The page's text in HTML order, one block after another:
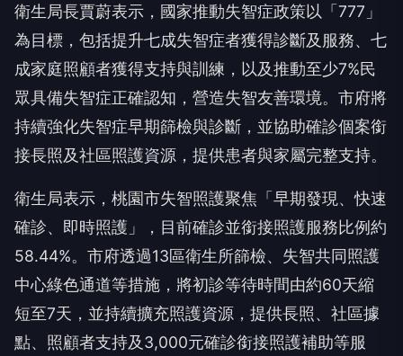
衛生局長賈蔚表示，國家推動失智症政策以「777」
為目標，包括提升七成失智症者獲得診斷及服務、七
成家庭照顧者獲得支持與訓練，以及推動至少7%民
眾具備失智症正確認知，營造失智友善環境。市府將
持續強化失智症早期篩檢與診斷，並協助確診個案銜
接長照及社區照護資源，提供患者與家屬完整支持。
衛生局表示，桃園市失智照護聚焦「早期發現、快速
確診、即時照護」，目前確診並銜接照護服務比例約
58.44%。市府透過13區衛生所篩檢、失智共同照護
中心綠色通道等措施，將初診等待時間由約60天縮
短至7天，並持續擴充照護資源，提供長照、社區據
點、照顧者支持及3,000元確診銜接照護補助等服